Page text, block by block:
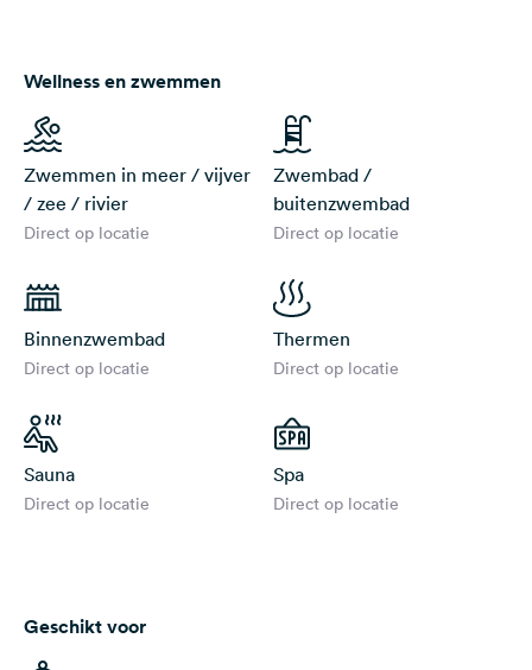
Wellness en zwemmen
Zwemmen in meer / vijver
/ zee / rivier
Direct op locatie
Zwembad /
buitenzwembad
Direct op locatie
Binnenzwembad
Direct op locatie
Thermen
Direct op locatie
Sauna
Direct op locatie
Spa
Direct op locatie
Geschikt voor